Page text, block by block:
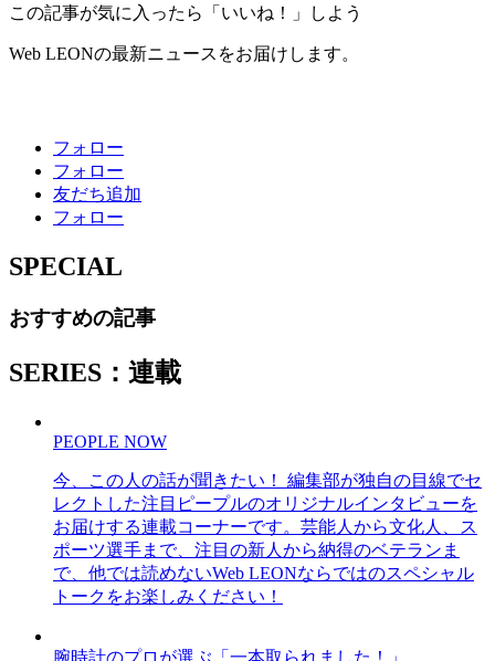
この記事が気に入ったら「いいね！」しよう
Web LEONの最新ニュースをお届けします。
フォロー
フォロー
友だち追加
フォロー
SPECIAL
おすすめの記事
SERIES：連載
PEOPLE NOW
今、この人の話が聞きたい！ 編集部が独自の目線でセ
レクトした注目ピープルのオリジナルインタビューを
お届けする連載コーナーです。芸能人から文化人、ス
ポーツ選手まで、注目の新人から納得のベテランま
で、他では読めないWeb LEONならではのスペシャル
トークをお楽しみください！
腕時計のプロが選ぶ「一本取られました！」